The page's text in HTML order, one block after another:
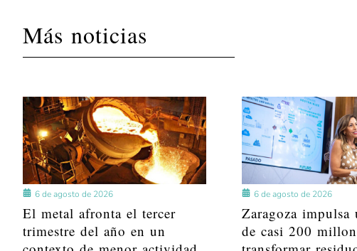
Más noticias
6 de agosto de 2026
El metal afronta el tercer
trimestre del año en un
6 de agosto de 2026
Zaragoza impulsa
de casi 200